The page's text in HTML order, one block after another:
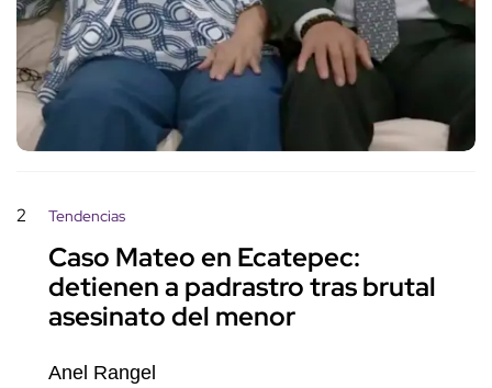
2 Tendencias
Caso Mateo en Ecatepec:
detienen a padrastro tras brutal
asesinato del menor
Anel Rangel